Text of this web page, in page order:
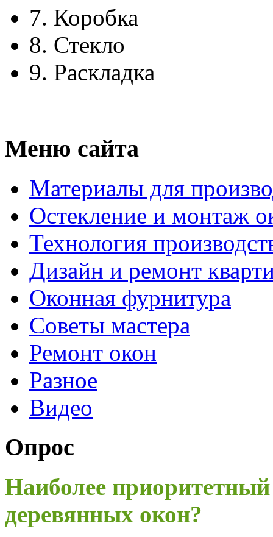
7. Коробка
8. Стекло
9. Раскладка
Меню сайта
Материалы для
Остекление и монтаж
Технология
Дизайн и ремонт
Оконная фурнитура
Советы мастера
Ремонт окон
Разное
Видео
Опрос
Наиболее
деревянных окон?